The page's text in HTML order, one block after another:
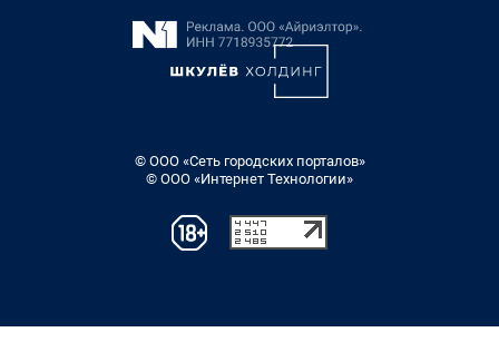
© ООО «Сеть городских порталов»
© ООО «Интернет Технологии»